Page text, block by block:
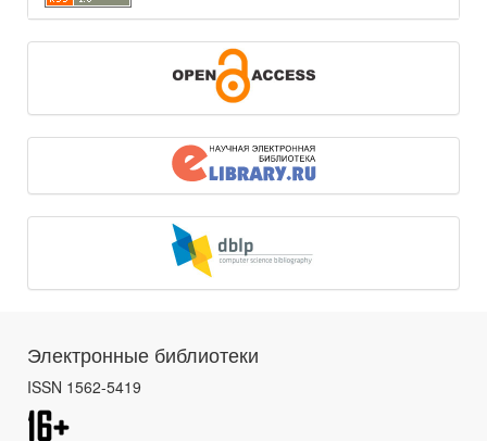
Электронные библиотеки
ISSN 1562-5419